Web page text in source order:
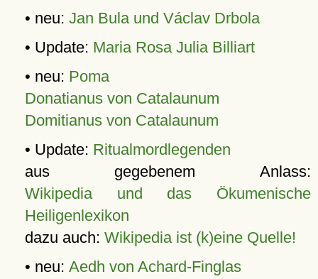
• neu: Jan Bula und Václav Drbola
• Update: Maria Rosa Julia Billiart
• neu: Poma
Donatianus von Catalaunum
Domitianus von Catalaunum
• Update: Ritualmordlegenden
aus gegebenem Anlass:
Wikipedia und das Ökumenische
Heiligenlexikon
dazu auch: Wikipedia ist (k)eine Quelle!
• neu: Aedh von Achard-Finglas